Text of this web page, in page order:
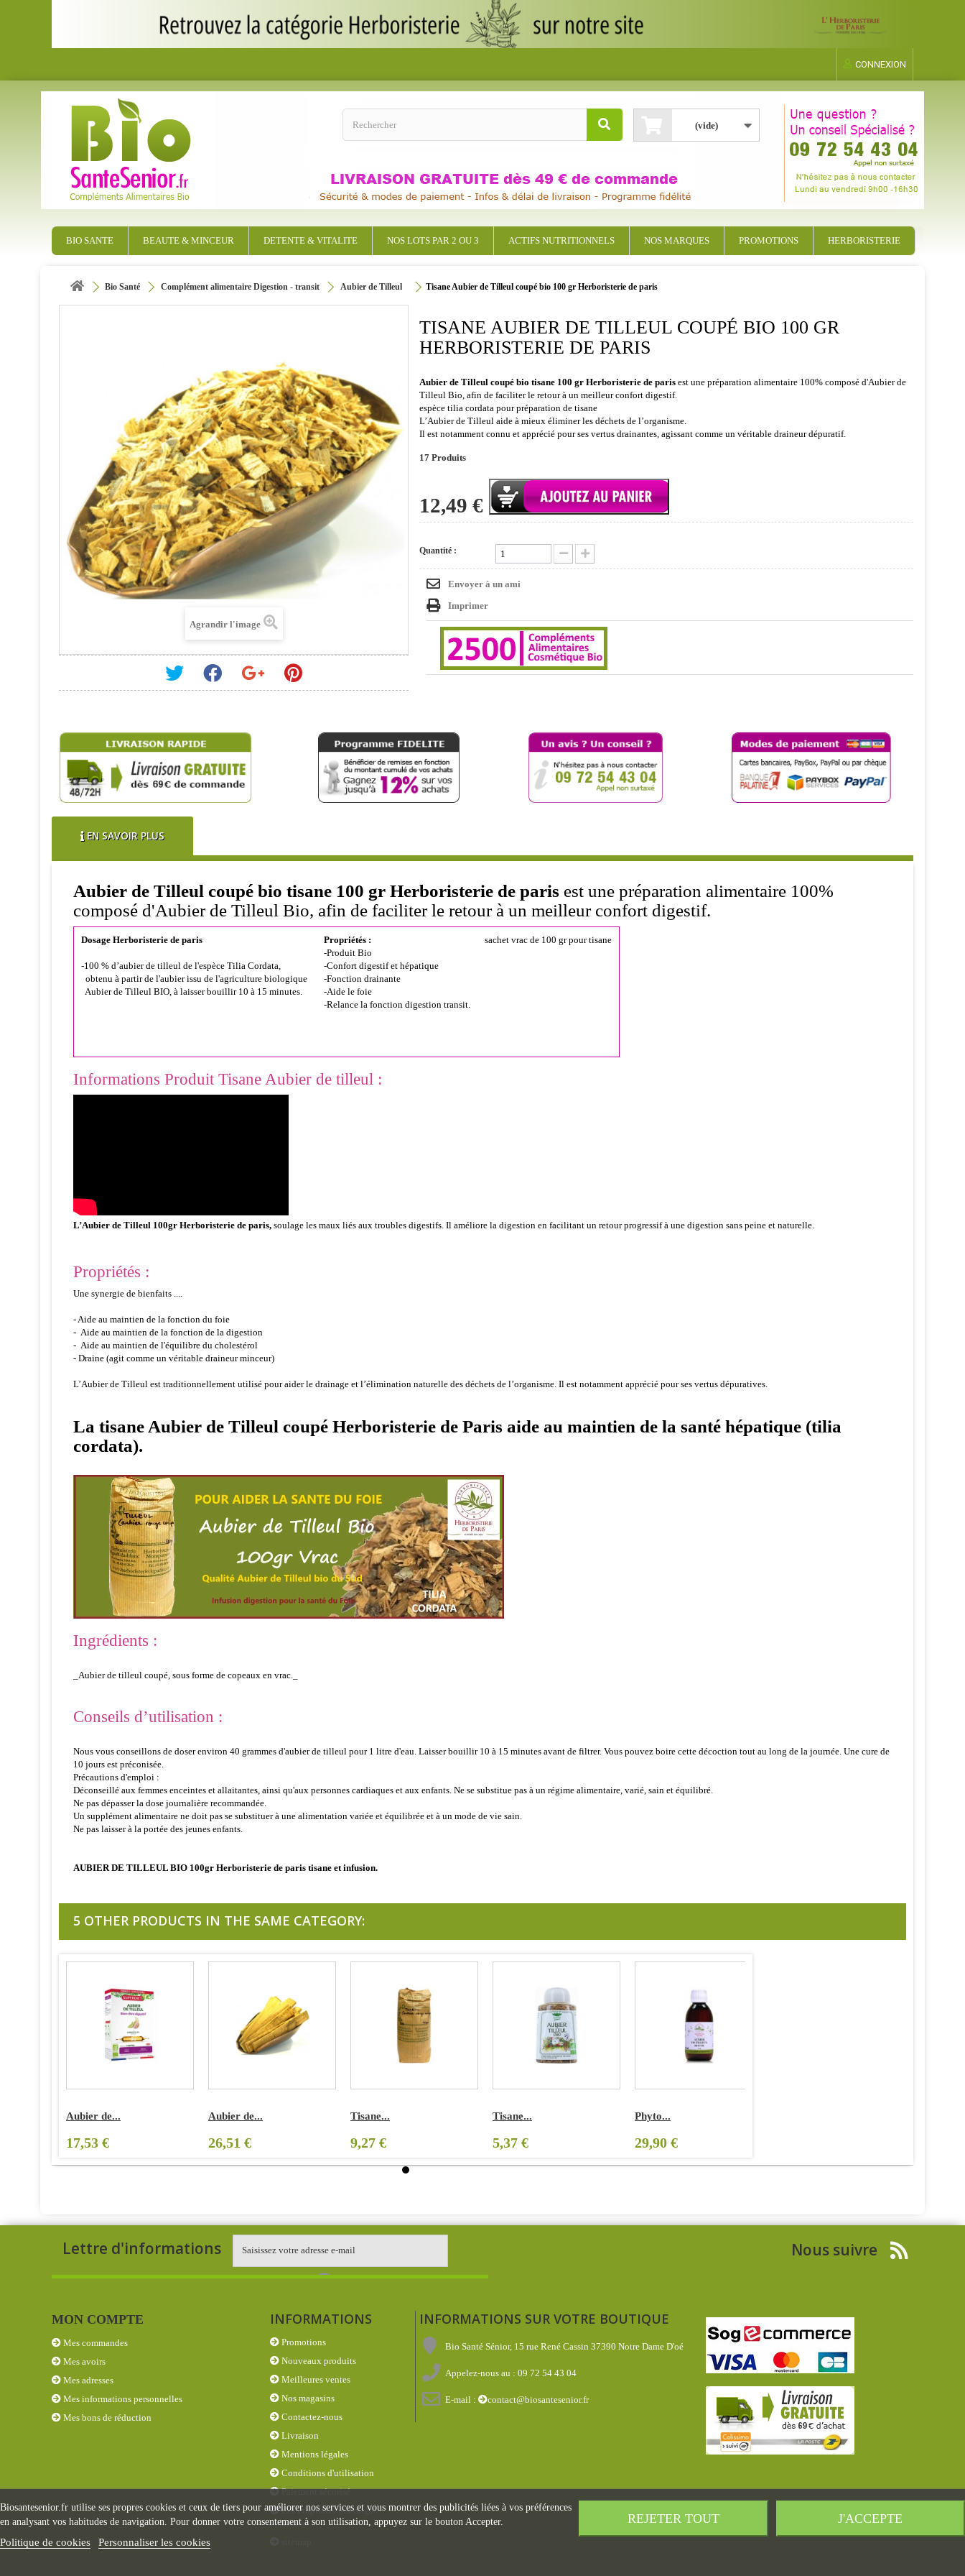
CONNEXION
(vide)
BIO SANTE BEAUTE & MINCEUR DETENTE & VITALITE NOS LOTS PAR 2 OU 3 ACTIFS NUTRITIONNELS NOS MARQUES PROMOTIONS HERBORISTERIE
Bio Santé Complément alimentaire Digestion - transit Aubier de Tilleul Tisane Aubier de Tilleul coupé bio 100 gr Herboristerie de paris
Agrandir l'image
TISANE AUBIER DE TILLEUL COUPÉ BIO 100 GR
HERBORISTERIE DE PARIS
Aubier de Tilleul coupé bio tisane 100 gr Herboristerie de paris est une préparation alimentaire 100% composé d'Aubier de
Tilleul Bio, afin de faciliter le retour à un meilleur confort digestif.
espèce tilia cordata pour préparation de tisane
L’Aubier de Tilleul aide à mieux éliminer les déchets de l’organisme.
Il est notamment connu et apprécié pour ses vertus drainantes, agissant comme un véritable draineur dépuratif.
17 Produits
12,49 €
Quantité :
Envoyer à un ami
Imprimer
EN SAVOIR PLUS
Aubier de Tilleul coupé bio tisane 100 gr Herboristerie de paris est une préparation alimentaire 100%
composé d'Aubier de Tilleul Bio, afin de faciliter le retour à un meilleur confort digestif.
Dosage Herboristerie de paris
-100 % d’aubier de tilleul de l'espèce Tilia Cordata,
obtenu à partir de l'aubier issu de l'agriculture biologique
Aubier de Tilleul BIO, à laisser bouillir 10 à 15 minutes.
Propriétés :
-Produit Bio
-Confort digestif et hépatique
-Fonction drainante
-Aide le foie
-Relance la fonction digestion transit.
sachet vrac de 100 gr pour tisane
Informations Produit Tisane Aubier de tilleul :
L’Aubier de Tilleul 100gr Herboristerie de paris, soulage les maux liés aux troubles digestifs. Il améliore la digestion en facilitant un retour progressif à une digestion sans peine et naturelle.
Propriétés :
Une synergie de bienfaits ....
- Aide au maintien de la fonction du foie
- Aide au maintien de la fonction de la digestion
- Aide au maintien de l'équilibre du cholestérol
- Draine (agit comme un véritable draineur minceur)
L’Aubier de Tilleul est traditionnellement utilisé pour aider le drainage et l’élimination naturelle des déchets de l’organisme. Il est notamment apprécié pour ses vertus dépuratives.
La tisane Aubier de Tilleul coupé Herboristerie de Paris aide au maintien de la santé hépatique (tilia
cordata).
Ingrédients :
_Aubier de tilleul coupé, sous forme de copeaux en vrac._
Conseils d’utilisation :
Nous vous conseillons de doser environ 40 grammes d'aubier de tilleul pour 1 litre d'eau. Laisser bouillir 10 à 15 minutes avant de filtrer. Vous pouvez boire cette décoction tout au long de la journée. Une cure de
10 jours est préconisée.
Précautions d'emploi :
Déconseillé aux femmes enceintes et allaitantes, ainsi qu'aux personnes cardiaques et aux enfants. Ne se substitue pas à un régime alimentaire, varié, sain et équilibré.
Ne pas dépasser la dose journalière recommandée.
Un supplément alimentaire ne doit pas se substituer à une alimentation variée et équilibrée et à un mode de vie sain.
Ne pas laisser à la portée des jeunes enfants.
AUBIER DE TILLEUL BIO 100gr Herboristerie de paris tisane et infusion.
5 OTHER PRODUCTS IN THE SAME CATEGORY:
Aubier de...
17,53 €
Aubier de...
26,51 €
Tisane...
9,27 €
Tisane...
5,37 €
Phyto...
29,90 €
Lettre d'informations Nous suivre
MON COMPTE
Mes commandes
Mes avoirs
Mes adresses
Mes informations personnelles
Mes bons de réduction
INFORMATIONS
Promotions
Nouveaux produits
Meilleures ventes
Nos magasins
Contactez-nous
Livraison
Mentions légales
Conditions d'utilisation
Paiement sécurisé
Les Propriétés des oligo
éléments
INFORMATIONS SUR VOTRE BOUTIQUE
Bio Santé Sénior, 15 rue René Cassin 37390 Notre Dame D'oé
Appelez-nous au :09 72 54 43 04
E-mail : contact@biosantesenior.fr
Biosantesenior.fr utilise ses propres cookies et ceux de tiers pour améliorer nos services et vous montrer des publicités liées à vos préférences
en analysant vos habitudes de navigation. Pour donner votre consentement à son utilisation, appuyez sur le bouton Accepter.
Politique de cookies Personnaliser les cookies
REJETER TOUT J'ACCEPTE